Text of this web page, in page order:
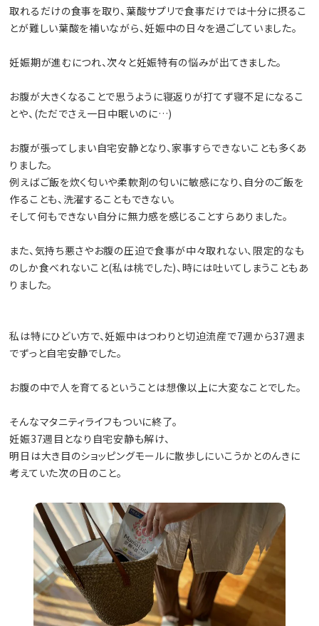
取れるだけの食事を取り、葉酸サプリで食事だけでは十分に摂るこ
とが難しい葉酸を補いながら、妊娠中の日々を過ごしていました。
妊娠期が進むにつれ、次々と妊娠特有の悩みが出てきました。
お腹が大きくなることで思うように寝返りが打てず寝不足になるこ
とや、(ただでさえ一日中眠いのに…)
お腹が張ってしまい自宅安静となり、家事すらできないことも多くあ
りました。
例えばご飯を炊く匂いや柔軟剤の匂いに敏感になり、自分のご飯を
作ることも、洗濯することもできない。
そして何もできない自分に無力感を感じることすらありました。
また、気持ち悪さやお腹の圧迫で食事が中々取れない、限定的なも
のしか食べれないこと(私は桃でした)、時には吐いてしまうこともあ
りました。
私は特にひどい方で、妊娠中はつわりと切迫流産で7週から37週ま
でずっと自宅安静でした。
お腹の中で人を育てるということは想像以上に大変なことでした。
そんなマタニティライフもついに終了。
妊娠37週目となり自宅安静も解け、
明日は大き目のショッピングモールに散歩しにいこうかとのんきに
考えていた次の日のこと。